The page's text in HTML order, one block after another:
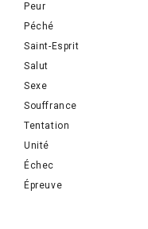
Peur
Péché
Saint-Esprit
Salut
Sexe
Souffrance
Tentation
Unité
Échec
Épreuve